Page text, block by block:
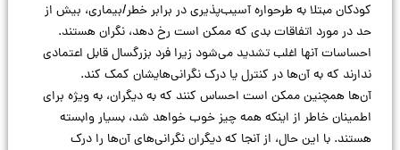
کودکان مبتلا به طرحواره آسیب‌پذیری در برابر خطر/بیماری، بیش از
حد در مورد اتفاقات بدی که ممکن است رخ دهد، نگران هستند.
احساسات آنها اغلب تشدید می‌شود زیرا فرد بزرگسال قابل اعتمادی
ندارند که به آن‌ها در کنترل یا درک نگرانی‌هایشان کمک کند.
آن‌ها همچنین ممکن است احساس کنند که به دیگران، به ویژه برای
اطمینان خاطر از اینکه همه چیز خوب خواهد شد، بسیار وابسته
هستند. با این حال، از آنجا که دیگران نگرانی‌های آن‌ها را درک